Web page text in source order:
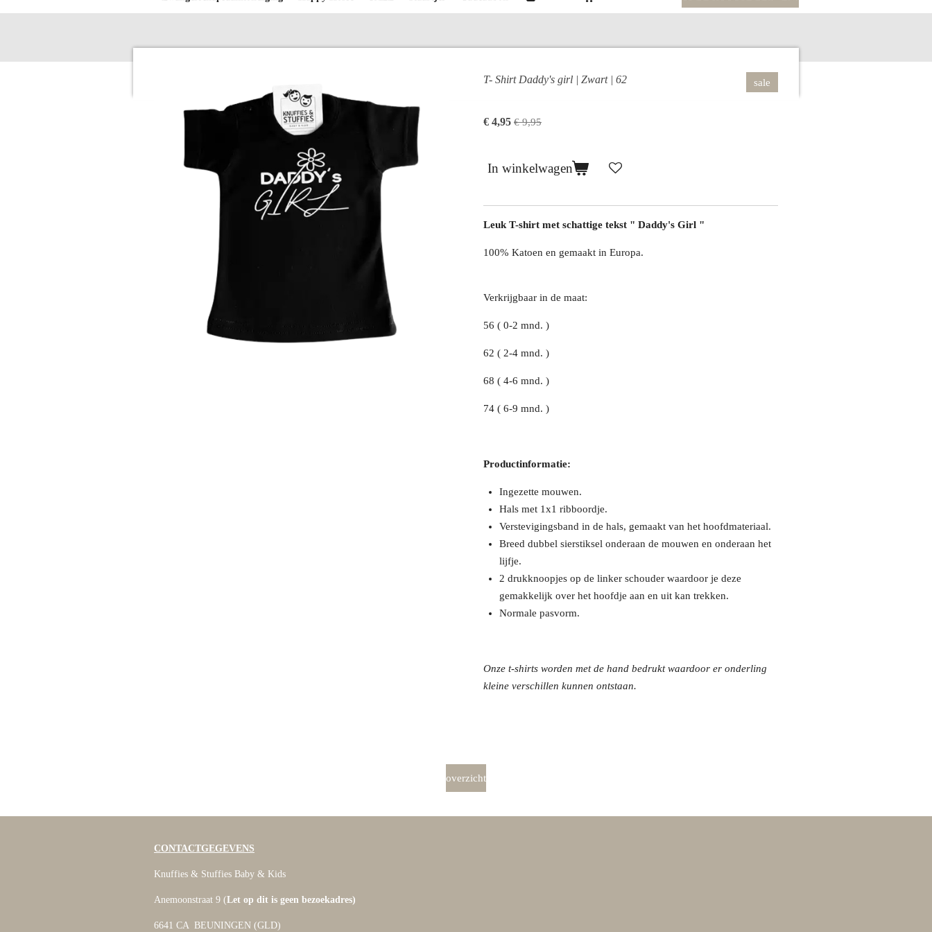
T- Shirt Daddy's girl | Zwart | 62 sale
€ 4,95 € 9,95
In winkelwagen
Leuk T-shirt met schattige tekst " Daddy's Girl "
100% Katoen en gemaakt in Europa.
Verkrijgbaar in de maat:
56 ( 0-2 mnd. )
62 ( 2-4 mnd. )
68 ( 4-6 mnd. )
74 ( 6-9 mnd. )
Productinformatie:
Ingezette mouwen.
Hals met 1x1 ribboordje.
Verstevigingsband in de hals, gemaakt van het hoofdmateriaal.
Breed dubbel sierstiksel onderaan de mouwen en onderaan het
lijfje.
2 drukknoopjes op de linker schouder waardoor je deze
gemakkelijk over het hoofdje aan en uit kan trekken.
Normale pasvorm.
Onze t-shirts worden met de hand bedrukt waardoor er onderling
kleine verschillen kunnen ontstaan.
overzicht
CONTACTGEGEVENS
Knuffies & Stuffies Baby & Kids
Anemoonstraat 9 (Let op dit is geen bezoekadres)
6641 CA BEUNINGEN (GLD)